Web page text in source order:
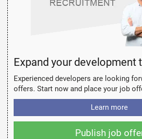
Expand your development
Experienced developers are looking
offers. Start now and place your job
Learn more
Publish job